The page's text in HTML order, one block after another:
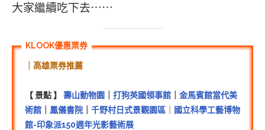
大家繼續吃下去⋯⋯
｜高雄票券推薦
【 景點 】 壽山動物園 打狗英國領事館
金馬賓館當代美
術館
鳳儀書院 千野村日式景觀園區
國立科學工藝博物
館-印象派150週年光影藝術展